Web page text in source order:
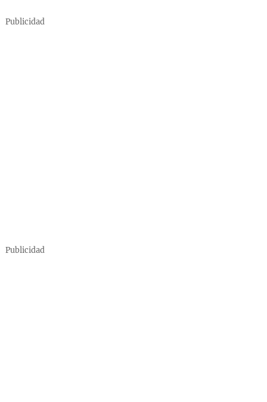
Publicidad
Publicidad